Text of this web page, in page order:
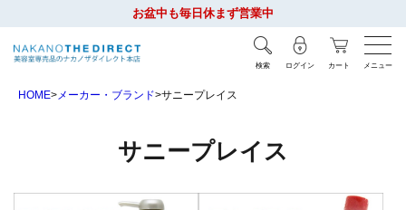
お盆中も毎日休まず営業中
検索 ログイン カート メニュー
HOME メーカー・ブランド サニープレイス
サニープレイス